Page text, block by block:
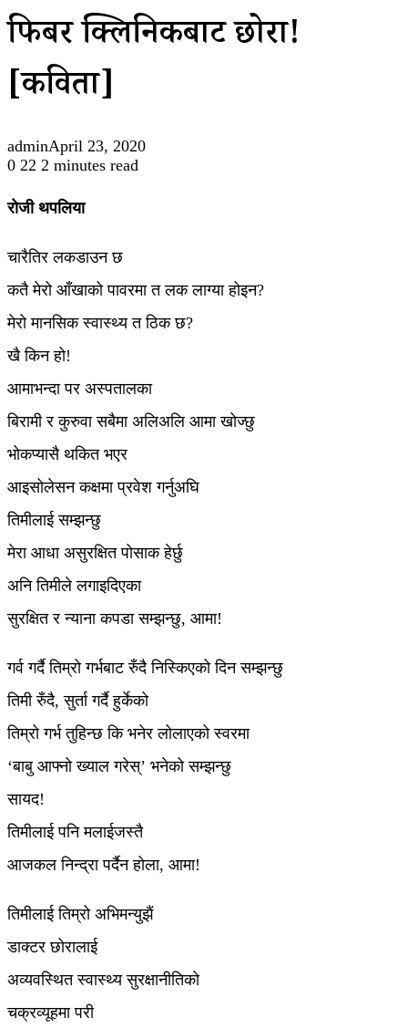
फिबर क्लिनिकबाट छोरा!
[कविता]
adminApril 23, 2020
0 22 2 minutes read
रोजी थपलिया
चारैतिर लकडाउन छ
कतै मेरो आँखाको पावरमा त लक लाग्या होइन?
मेरो मानसिक स्वास्थ्य त ठिक छ?
खै किन हो!
आमाभन्दा पर अस्पतालका
बिरामी र कुरुवा सबैमा अलिअलि आमा खोज्छु
भोकप्यासै थकित भएर
आइसोलेसन कक्षमा प्रवेश गर्नुअघि
तिमीलाई सम्झन्छु
मेरा आधा असुरक्षित पोसाक हेर्छु
अनि तिमीले लगाइदिएका
सुरक्षित र न्याना कपडा सम्झन्छु, आमा!
गर्व गर्दै तिम्रो गर्भबाट रुँदै निस्किएको दिन सम्झन्छु
तिमी रुँदै, सुर्ता गर्दै हुर्केको
तिम्रो गर्भ तुहिन्छ कि भनेर लोलाएको स्वरमा
‘बाबु आफ्नो ख्याल गरेस्’ भनेको सम्झन्छु
सायद!
तिमीलाई पनि मलाईजस्तै
आजकल निन्द्रा पर्दैन होला, आमा!
तिमीलाई तिम्रो अभिमन्युझैं
डाक्टर छोरालाई
अव्यवस्थित स्वास्थ्य सुरक्षानीतिको
चक्रव्यूहमा परी